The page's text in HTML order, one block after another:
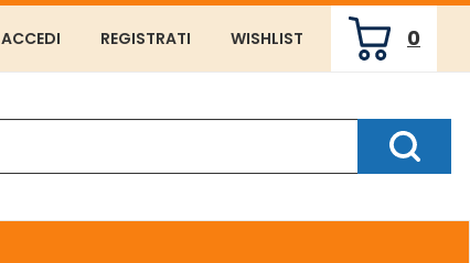
ACCEDI REGISTRATI WISHLIST 0
ARTICOLI
INSERITI
Cerca